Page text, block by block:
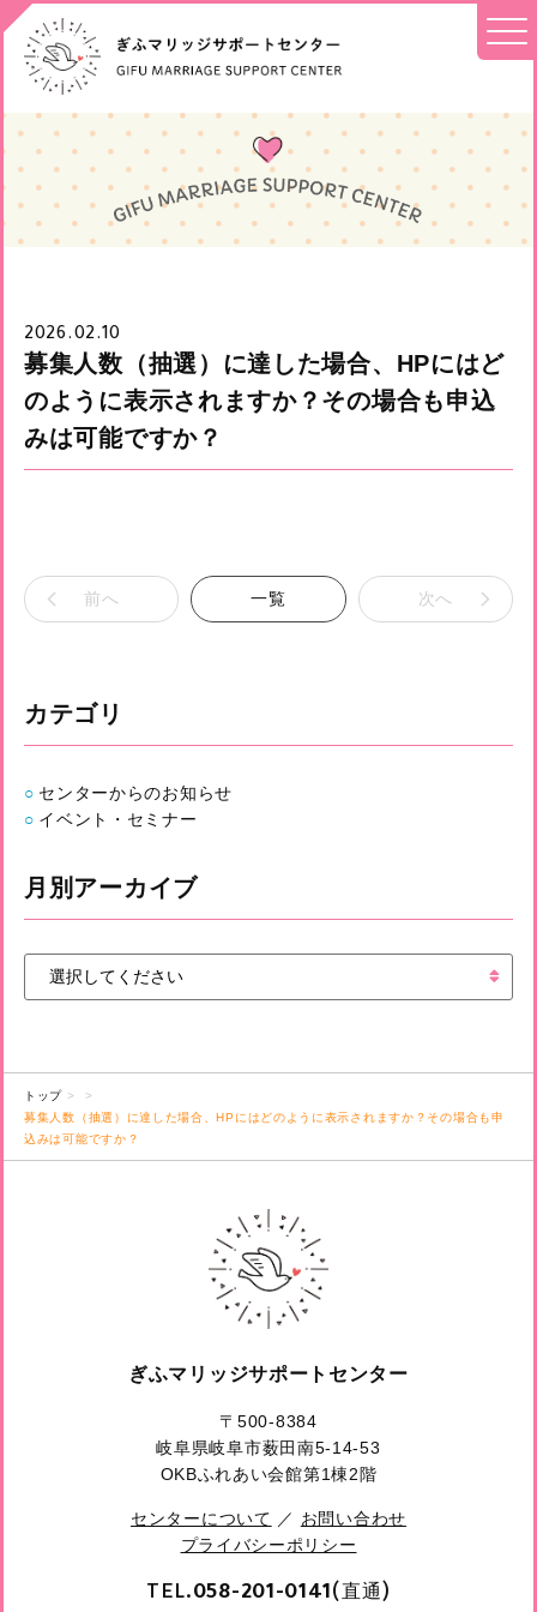
2026.02.10
募集人数（抽選）に達した場合、HPにはど
のように表示されますか？その場合も申込
みは可能ですか？
前へ 一覧 次へ
カテゴリ
センターからのお知らせ
イベント・セミナー
月別アーカイブ
トップ
募集人数（抽選）に達した場合、HPにはどのように表示されますか？その場合も申
込みは可能ですか？
ぎふマリッジサポートセンター
〒500-8384
岐阜県岐阜市薮田南5-14-53
OKBふれあい会館第1棟2階
センターについて ／ お問い合わせ
プライバシーポリシー
TEL.058-201-0141(直通)